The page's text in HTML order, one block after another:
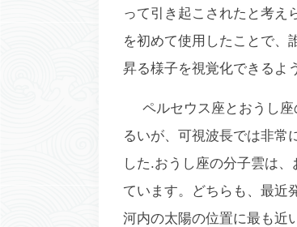
って引き起こされたと考え
を初めて使用したことで、
昇る様子を視覚化できるよ
ペルセウス座とおうし
るいが、可視波長では非常
した.おうし座の分子雲は
ています。どちらも、最近
河内の太陽の位置に最も近